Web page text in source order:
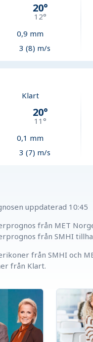
20°
12°
0,9 mm
3 (8) m/s
Klart
20°
11 °
0,1 mm
3 (7) m/s
uppdaterad 10:45
från MET
från SMHI
från SMHI och
från Klart.